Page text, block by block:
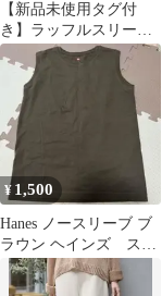
【新品未使用タグ付
き】ラッフルスリーブ
プルオーバー ベーセ
ーストック ホワイト
¥ 1,500
Hanes ノースリーブ ブ
ラウン ヘインズ スロ
ーブイエナ